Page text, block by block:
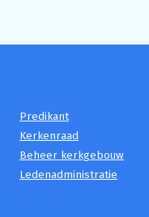
Predikant
Kerkenraad
Beheer kerkgebouw
Ledenadministratie